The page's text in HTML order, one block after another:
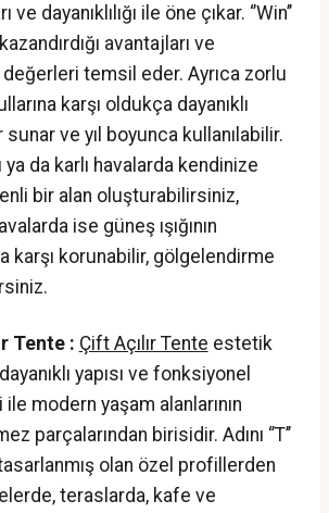
ve dayanıklılığı ile öne çıkar. ‘’Win’’
avantajları ve
değerleri temsil eder. Ayrıca zorlu
karşı oldukça dayanıklı
ve yıl boyunca kullanılabilir.
da karlı havalarda kendinize
bir alan oluşturabilirsiniz,
ise güneş ışığının
karşı korunabilir, gölgelendirme
Tente : Çift Açılır Tente estetik
yapısı ve fonksiyonel
modern yaşam alanlarının
parçalarından birisidir. Adını ‘’T’’
olan özel profillerden
teraslarda, kafe ve